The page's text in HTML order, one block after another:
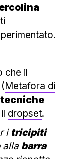
che il
(Metafora di
tecniche
dropset.
i tricipiti
barra